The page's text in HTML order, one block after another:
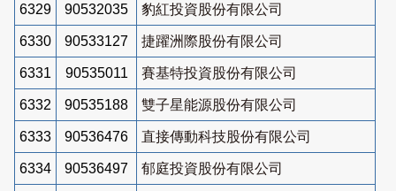
6329 90532035 豹紅投資股份有限公司
6330 90533127 捷躍洲際股份有限公司
6331 90535011 賽基特投資股份有限公司
6332 90535188 雙子星能源股份有限公司
6333 90536476 直接傳動科技股份有限公司
6334 90536497 郁庭投資股份有限公司